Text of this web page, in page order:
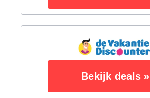
Bekijk deals »